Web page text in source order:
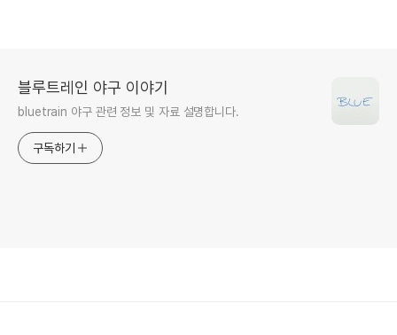
블루트레인 야구 이야기
bluetrain 야구 관련 정보 및 자료 설명합니다.
구독하기